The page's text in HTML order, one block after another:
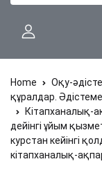
Home Оқу-
құралдар.
Кітапханалық-
дейінгі ұйым
курстан кейінгі
кітапханалық-